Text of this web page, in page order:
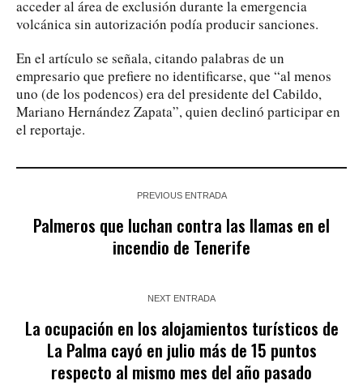
acceder al área de exclusión durante la emergencia
volcánica sin autorización podía producir sanciones.
En el artículo se señala, citando palabras de un
empresario que prefiere no identificarse, que “al menos
uno (de los podencos) era del presidente del Cabildo,
Mariano Hernández Zapata”, quien declinó participar en
el reportaje.
PREVIOUS ENTRADA
Palmeros que luchan contra las llamas en el
incendio de Tenerife
NEXT ENTRADA
La ocupación en los alojamientos turísticos de
La Palma cayó en julio más de 15 puntos
respecto al mismo mes del año pasado